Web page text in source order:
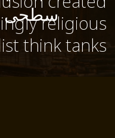
سطحی وreligious
think tanks